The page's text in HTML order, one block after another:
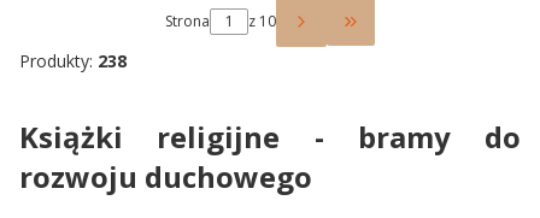
Strona z 10
Przejdź do ostatniej
Produkty: 238
Książki religijne - bramy do
rozwoju duchowego